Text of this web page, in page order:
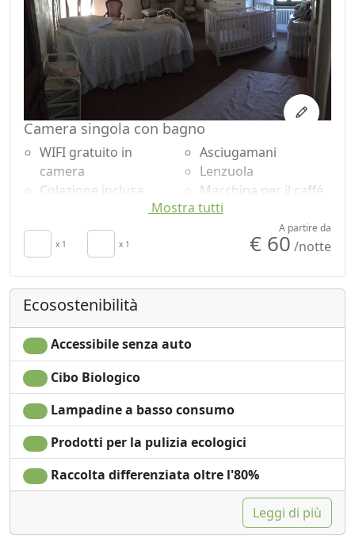
Camera singola con bagno
WIFI gratuito in
camera
Colazione inclusa
Aria Condizionata
Culla
Asciugamani
Lenzuola
Macchina per il caffé
Vasca da bagno
Giardino
Mostra tutti
x 1 x 1
A partire da
€ 60 /notte
Ecosostenibilità
Accessibile senza auto
Cibo Biologico
Lampadine a basso consumo
Prodotti per la pulizia ecologici
Raccolta differenziata oltre l'80%
Leggi di più